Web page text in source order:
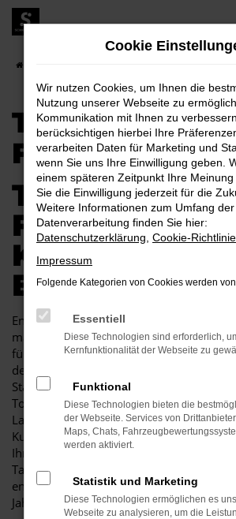
Zum
Hauptinhalt
TOYOTA
FÜR COTTBUS
TOYOTA
FÜR COTTBUS
EINFACH
Endlich angekommen: mit einem Toyota
machen Sie alles richtig und sitzen im
für diese Stadt. Einerseits sind Sie dank
der sparsamen und effizienten Motoren
Stadtverkehr von Cottbus eingerichtet,
Toyota Corolla jedoch auch für Fahrten
Landstraße geeignet. Das vielseitige
Kunde aus Cottbus im Autohaus
Ihnen den Toyota Corolla sowohl als
Tageszulassung. Wer noch etwas mehr
entscheidet sich für ein
Jahreswagen.
Cookie
Wir nutzen Cookies, um Ihnen die
Nutzung unserer Webseite zu
Kommunikation mit Ihnen zu
berücksichtigen hierbei Ihre
verarbeiten Daten für Marketing und
wenn Sie uns Ihre Einwilligung geben.
einem späteren Zeitpunkt Ihre
Sie die Einwilligung jederzeit für die
Weitere Informationen zum Umfang der
Datenverarbeitung finden Sie hier:
Datenschutzerklärung Cookie-Richtlinie
Impressum
Folgende Kategorien von Cookies werden
Essentiell
Diese Technologien sind erforderlich,
Kernfunktionalität der Webseite zu
Funktional
Diese Technologien bieten die
der Webseite. Services von
Maps, Chats,
werden aktiviert.
Statistik und Marketing
Diese Technologien ermöglichen es
Webseite zu analysieren, um die